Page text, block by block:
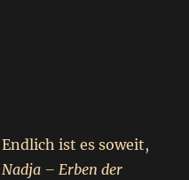
Endlich ist es soweit,
Nadja – Erben der